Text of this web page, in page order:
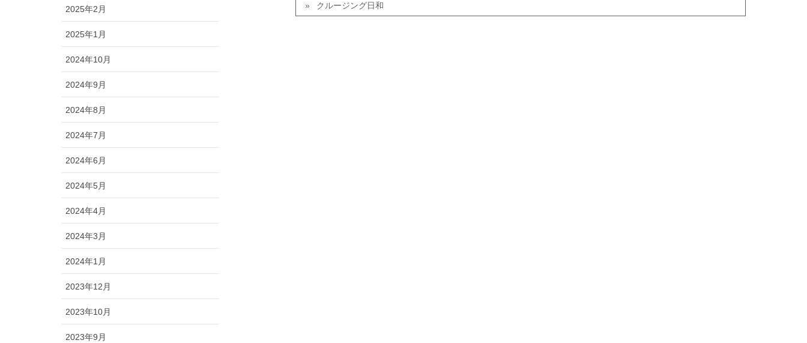
クルージング日和
2025年2月
2025年1月
2024年10月
2024年9月
2024年8月
2024年7月
2024年6月
2024年5月
2024年4月
2024年3月
2024年1月
2023年12月
2023年10月
2023年9月